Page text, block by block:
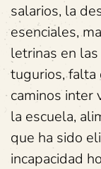
salarios, la
esenciales,
letrinas en
tugurios, falta
caminos inter
la escuela,
que ha sido
incapacidad